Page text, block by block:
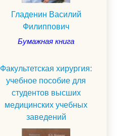
Гладенин Василий
Филиппович
Бумажная книга
Факультетская хирургия:
учебное пособие для
студентов высших
медицинских учебных
заведений